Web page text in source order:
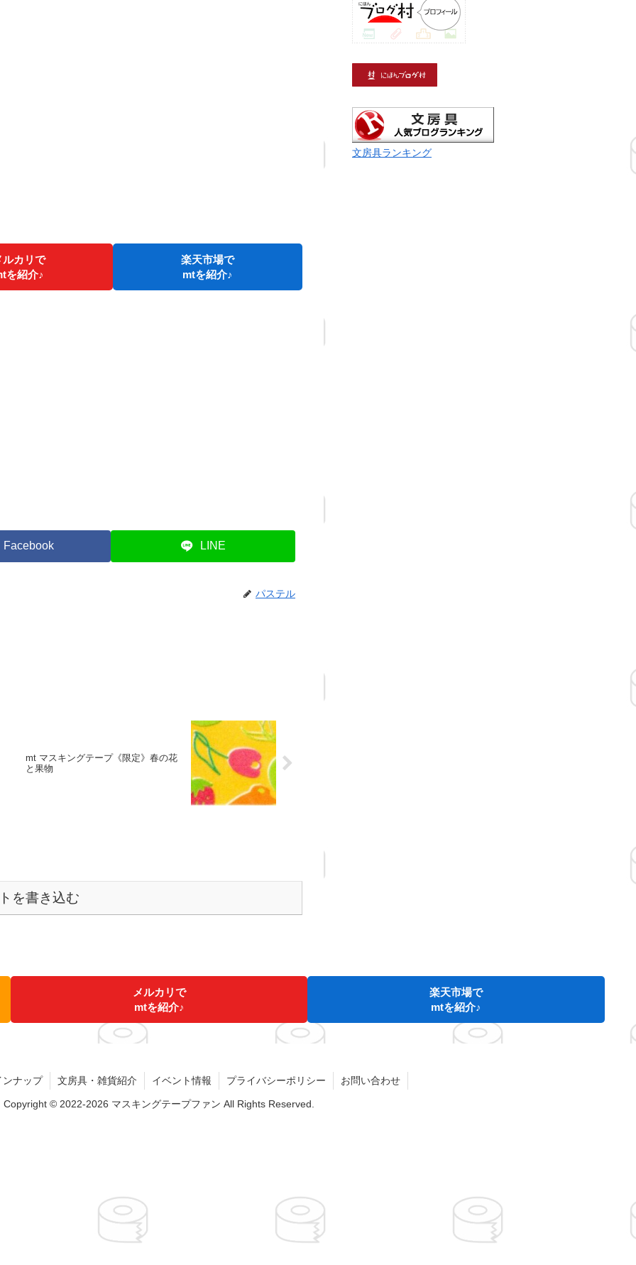
ルカリで
を紹介♪
楽天市場で
mtを紹介♪
Facebook LINE
パステル
mt マスキングテープ《限定》春の花
と果物
を書き込む
文房具ランキング
メルカリで
mtを紹介♪
楽天市場で
mtを紹介♪
ナップ 文房具・雑貨紹介 イベント情報 プライバシーポリシー お問い合わせ
Copyright © 2022-2026 マスキングテープファン All Rights Reserved.